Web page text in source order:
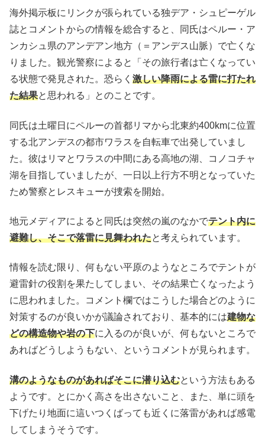
海外掲示板にリンクが張られている独デア・シュピーゲル
誌とコメントからの情報を総合すると、同氏はペルー・ア
ンカシュ県のアンデアン地方（＝アンデス山脈）で亡くな
りました。観光警察によると「その旅行者は亡くなってい
る状態で発見された。恐らく 激しい降雨による雷に打たれ
た結果と思われる」とのことです。
同氏は土曜日にペルーの首都リマから北東約400kmに位置
する北アンデスの都市ワラスを自転車で出発していまし
た。彼はリマとワラスの中間にある高地の湖、コノコチャ
湖を目指していましたが、一日以上行方不明となっていた
ため警察とレスキューが捜索を開始。
地元メディアによると同氏は突然の嵐のなかでテント内に
避難し、そこで落雷に見舞われたと考えられています。
情報を読む限り、何もない平原のようなところでテントが
避雷針の役割を果たしてしまい、その結果亡くなったよう
に思われました。コメント欄ではこうした場合どのように
対策するのが良いかが議論されており、基本的には建物な
どの構造物や岩の下に入るのが良いが、何もないところで
あればどうしようもない、というコメントが見られます。
溝のようなものがあればそこに潜り込むという方法もある
ようです。とにかく高さを出さないこと、また、単に頭を
下げたり地面に這いつくばっても近くに落雷があれば感電
してしまうそうです。